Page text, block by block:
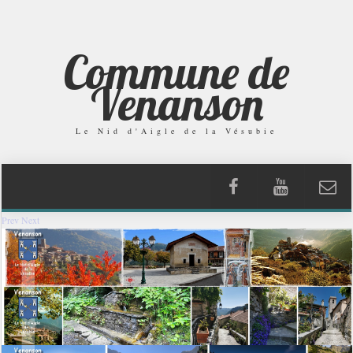
Commune de
Venanson
Le Nid d'Aigle de la Vésubie
Prev Next